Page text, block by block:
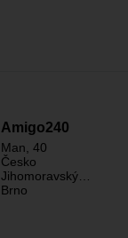
Amigo240
Man , 40
Česko
Jihomoravský…
Brno